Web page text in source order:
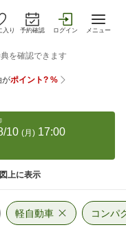
入り 予約確認 ログイン メニュー
10 (月 ) 17:00
上に表示
軽自動車 コンパ